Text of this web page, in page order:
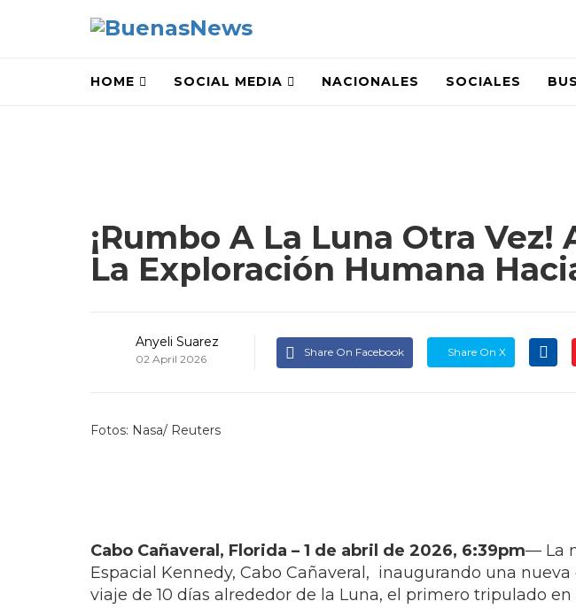
HOME SOCIAL MEDIA NACIONALES SOCIALES
¡Rumbo A La Luna Otra
La Exploración Humana
Anyeli Suarez
02 April 2026
Share On Facebook Share On X
Fotos: Nasa/ Reuters
Cabo Cañaveral, Florida – 1 de abril de 2026, 6:39pm— La
Espacial Kennedy, Cabo Cañaveral, inaugurando una
viaje de 10 días alrededor de la Luna, el primero tripulado